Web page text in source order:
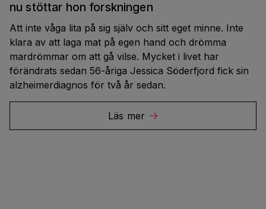
nu stöttar hon forskningen
Att inte våga lita på sig själv och sitt eget minne. Inte
klara av att laga mat på egen hand och drömma
mardrömmar om att gå vilse. Mycket i livet har
förändrats sedan 56-åriga Jessica Söderfjord fick sin
alzheimerdiagnos för två år sedan.
Läs mer